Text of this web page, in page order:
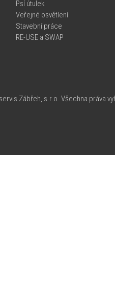
Psí útulek
Veřejné osvětlení
Stavební práce
RE-USE a SWAP
Zábřeh, s.r.o. Všechna práva